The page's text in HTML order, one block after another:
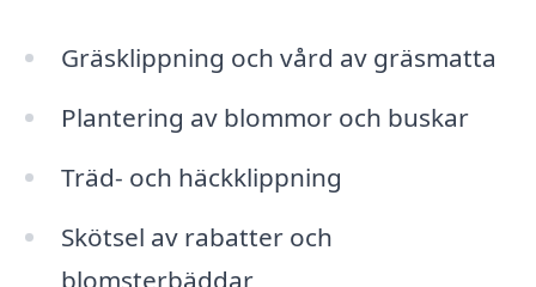
Gräsklippning och vård av gräsmatta
Plantering av blommor och buskar
Träd- och häckklippning
Skötsel av rabatter och
blomsterbäddar